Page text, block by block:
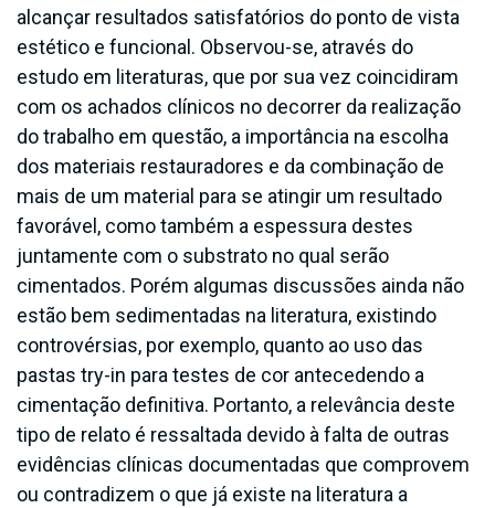
alcançar resultados satisfatórios do ponto de vista
estético e funcional. Observou-se, através do
estudo em literaturas, que por sua vez coincidiram
com os achados clínicos no decorrer da realização
do trabalho em questão, a importância na escolha
dos materiais restauradores e da combinação de
mais de um material para se atingir um resultado
favorável, como também a espessura destes
juntamente com o substrato no qual serão
cimentados. Porém algumas discussões ainda não
estão bem sedimentadas na literatura, existindo
controvérsias, por exemplo, quanto ao uso das
pastas try-in para testes de cor antecedendo a
cimentação definitiva. Portanto, a relevância deste
tipo de relato é ressaltada devido à falta de outras
evidências clínicas documentadas que comprovem
ou contradizem o que já existe na literatura a